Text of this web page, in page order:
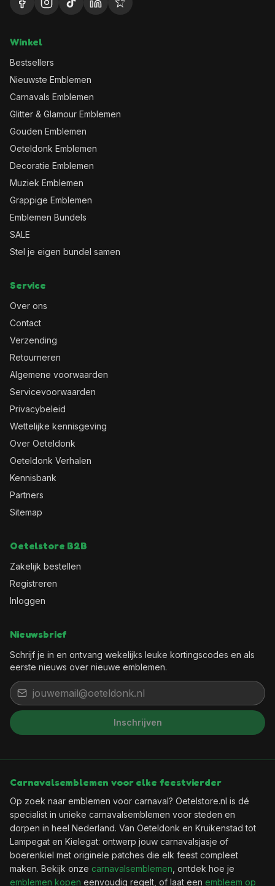
Winkel
Bestsellers
Nieuwste Emblemen
Carnavals Emblemen
Glitter & Glamour Emblemen
Gouden Emblemen
Oeteldonk Emblemen
Decoratie Emblemen
Muziek Emblemen
Grappige Emblemen
Emblemen Bundels
SALE
Stel je eigen bundel samen
Service
Over ons
Contact
Verzending
Retourneren
Algemene voorwaarden
Servicevoorwaarden
Privacybeleid
Wettelijke kennisgeving
Over Oeteldonk
Oeteldonk Verhalen
Kennisbank
Partners
Sitemap
Oetelstore B2B
Zakelijk bestellen
Registreren
Inloggen
Nieuwsbrief
Schrijf je in en ontvang wekelijks leuke kortingscodes en als
eerste nieuws over nieuwe emblemen.
Inschrijven
Carnavalsemblemen voor elke feestvierder
Op zoek naar emblemen voor carnaval? Oetelstore.nl is dé
specialist in unieke carnavalsemblemen voor steden en
dorpen in heel Nederland. Van Oeteldonk en Kruikenstad tot
Lampegat en Kielegat: ontwerp jouw carnavalsjasje of
boerenkiel met originele patches die elk feest compleet
maken. Bekijk onze carnavalsemblemen , ontdek hoe je
emblemen kopen eenvoudig regelt, of laat een embleem op
bent binnen!
Wil je elke week een leuke kortingscode in je
🎟️Wekelijks een verse kortingscode
✨ Als eerste de nieuwste emblemen
📬Geen spam, uitschrijven kan altijd